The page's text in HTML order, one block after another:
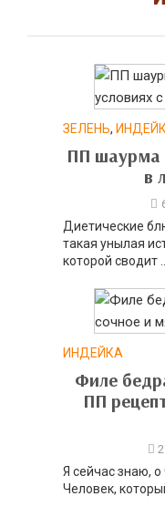
ЗЕЛЕНЬ,
ПП шаурма
в
Диетические
такая унылая
которой сводит ...
ИНДЕЙКА
Филе
ПП
Я сейчас знаю, о
Человек,